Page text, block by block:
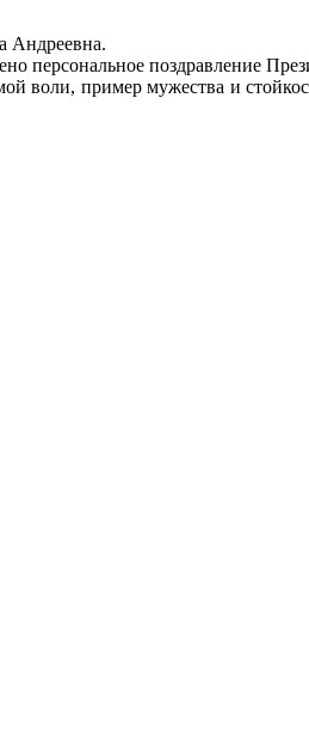
Андреевна.
персональное поздравление
воли, пример мужества и